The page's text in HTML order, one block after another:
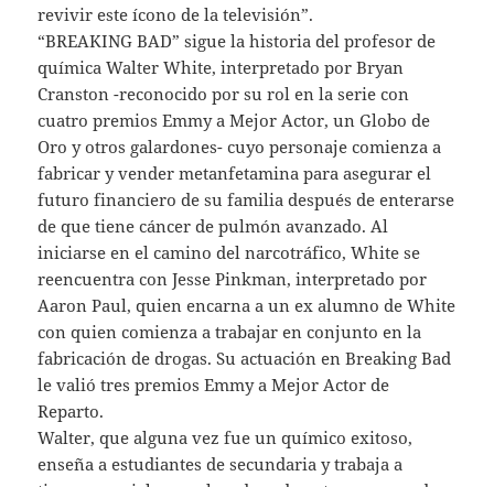
revivir este ícono de la televisión”.
“BREAKING BAD” sigue la historia del profesor de
química Walter White, interpretado por Bryan
Cranston -reconocido por su rol en la serie con
cuatro premios Emmy a Mejor Actor, un Globo de
Oro y otros galardones- cuyo personaje comienza a
fabricar y vender metanfetamina para asegurar el
futuro financiero de su familia después de enterarse
de que tiene cáncer de pulmón avanzado. Al
iniciarse en el camino del narcotráfico, White se
reencuentra con Jesse Pinkman, interpretado por
Aaron Paul, quien encarna a un ex alumno de White
con quien comienza a trabajar en conjunto en la
fabricación de drogas. Su actuación en Breaking Bad
le valió tres premios Emmy a Mejor Actor de
Reparto.
Walter, que alguna vez fue un químico exitoso,
enseña a estudiantes de secundaria y trabaja a